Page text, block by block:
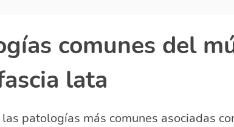
comunes del
lata
patologías más comunes asociadas